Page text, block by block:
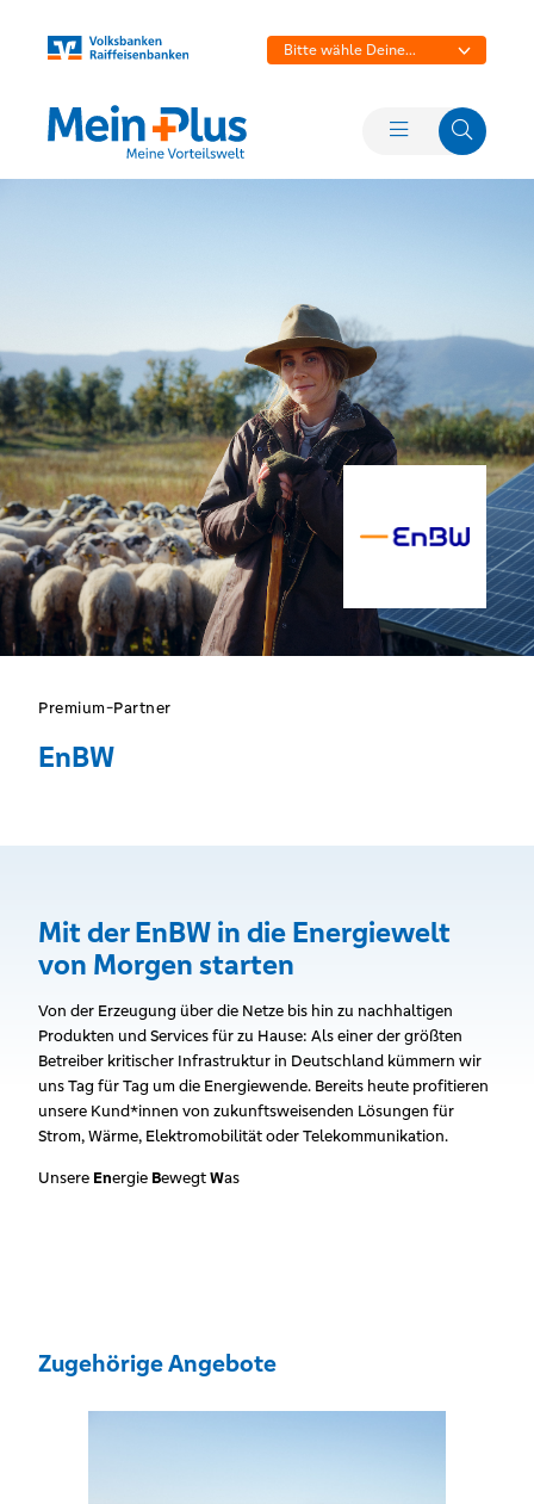
Bitte wähle Deine
Premium-Partner
EnBW
Mit der EnBW in die Energiewelt
von Morgen starten
Von der Erzeugung über die Netze bis hin zu nachhaltigen
Produkten und Services für zu Hause: Als einer der größten
Betreiber kritischer Infrastruktur in Deutschland kümmern wir
uns Tag für Tag um die Energiewende. Bereits heute profitieren
unsere Kund*innen von zukunftsweisenden Lösungen für
Strom, Wärme, Elektromobilität oder Telekommunikation.
Unsere Energie BewegtWas
Zugehörige Angebote